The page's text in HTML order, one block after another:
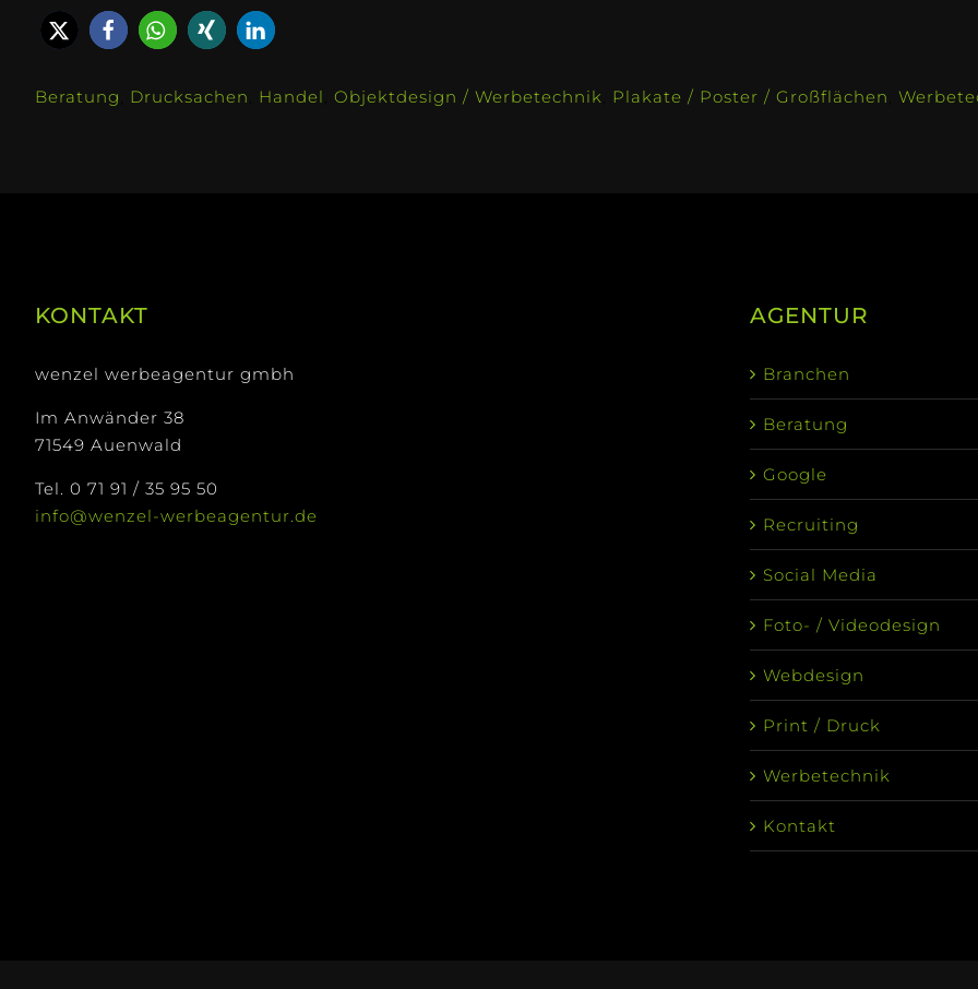
Beratung Drucksachen Handel Objektdesign / Werbetechnik Plakate / Poster / Großflächen
KONTAKT
wenzel werbeagentur gmbh
Im Anwänder 38
71549 Auenwald
Tel. 0 71 91 / 35 95 50
info@wenzel-werbeagentur.de
AGENTUR
Branchen
Beratung
Google
Recruiting
Social Media
Foto- / Videodesign
Webdesign
Print / Druck
Werbetechnik
Kontakt